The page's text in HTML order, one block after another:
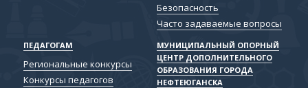
Безопасность
Часто задаваемые вопросы
ПЕДАГОГАМ
Региональные конкурсы
Конкурсы педагогов
МУНИЦИПАЛЬНЫЙ ОПОРНЫЙ
ЦЕНТР ДОПОЛНИТЕЛЬНОГО
ОБРАЗОВАНИЯ ГОРОДА
НЕФТЕЮГАНСКА